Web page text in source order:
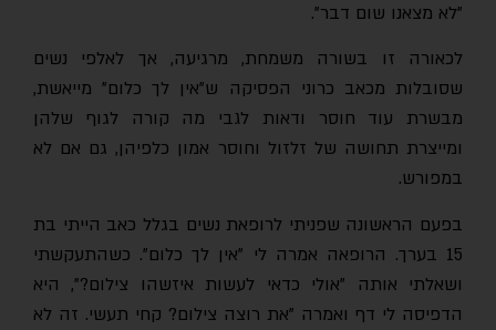
"לא מצאנו שום דבר".
לכאורה זו בשורה משמחת, מרגיעה, אך לאלפי נשים
שסובלות מכאב כרוני הפסיקה ש"אין לך כלום" מייאשת,
מבשרת עוד חוסר ודאות לגבי מה קורה לגוף שלהן
ומייצרת תחושה של זלזול וחוסר אמון כלפיהן, גם אם לא
במפורש.
בפעם הראשונה שפניתי לרופאת נשים בגלל כאב הייתי בת
15 בערך. הרופאה אמרה לי "אין לך כלום". כשהתעקשתי
ושאלתי אותה "אולי כדאי לעשות איזשהו צילום?", היא
הדפיסה לי דף ואמרה "את רוצה צילום? קחי תעשי. זה לא